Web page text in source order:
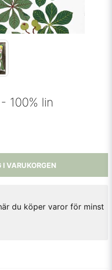
100% lin
I VARUKORGEN
du köper varor för minst